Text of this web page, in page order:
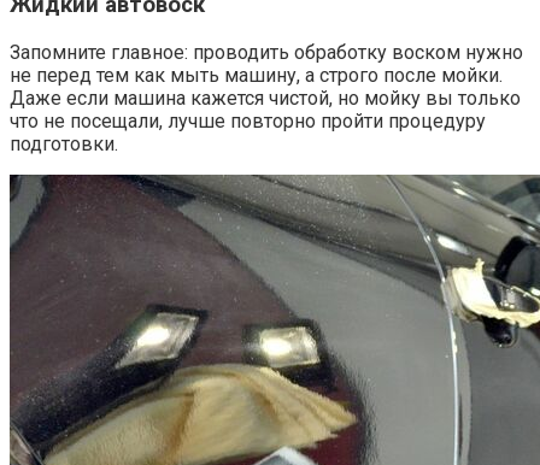
Жидкий автовоск
Запомните главное: проводить обработку воском нужно
не перед тем как мыть машину, а строго после мойки.
Даже если машина кажется чистой, но мойку вы только
что не посещали, лучше повторно пройти процедуру
подготовки.